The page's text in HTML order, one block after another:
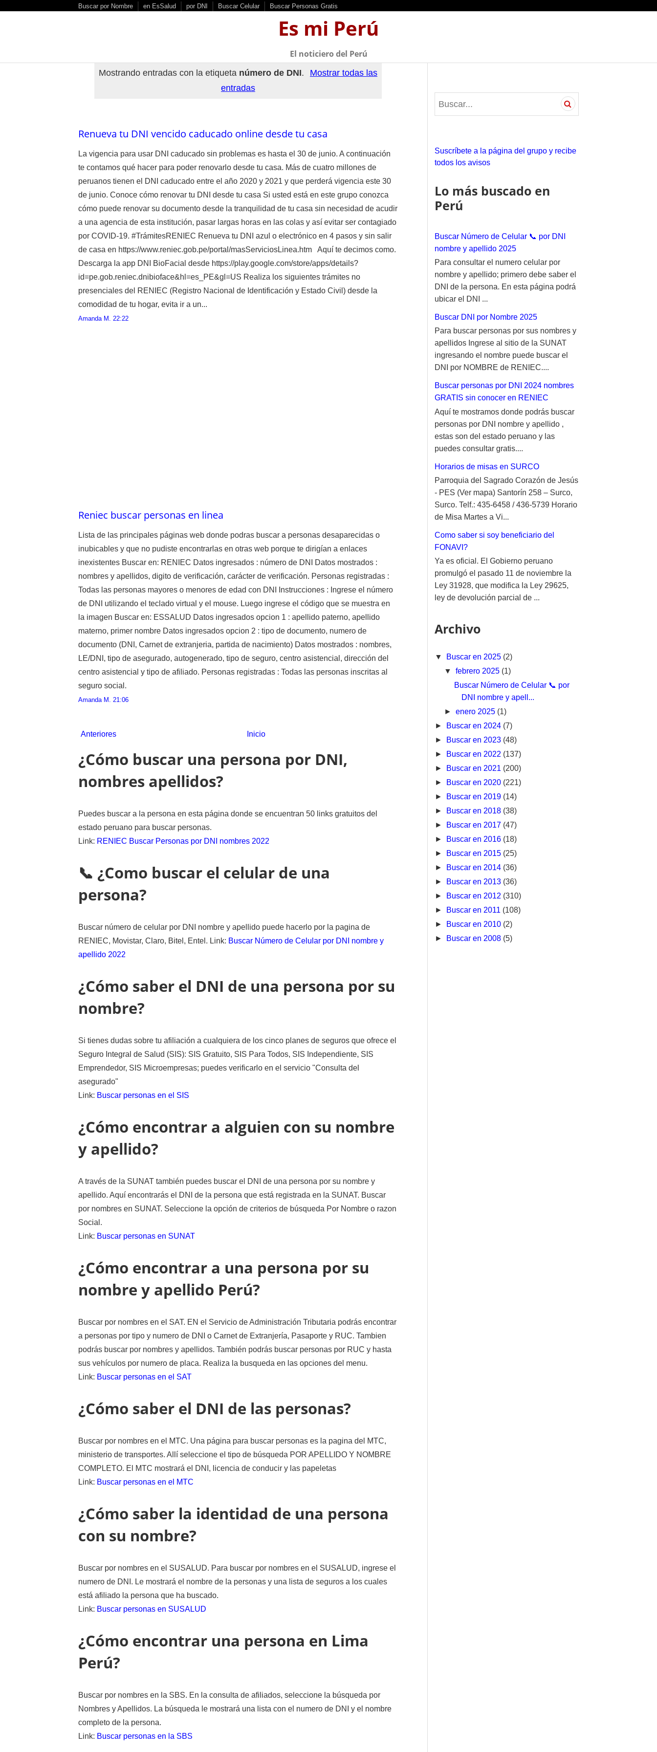
Buscar por Nombre en EsSalud por DNI Buscar Celular Buscar Personas Gratis
Es mi Perú
El noticiero del Perú
Mostrando entradas con la etiqueta número de DNI.
Mostrar todas las
entradas
Renueva tu DNI vencido caducado online desde tu casa
La vigencia para usar DNI caducado sin problemas es hasta el 30 de junio. A continuación
te contamos qué hacer para poder renovarlo desde tu casa. Más de cuatro millones de
peruanos tienen el DNI caducado entre el año 2020 y 2021 y que perderá vigencia este 30
de junio. Conoce cómo renovar tu DNI desde tu casa Si usted está en este grupo conozca
cómo puede renovar su documento desde la tranquilidad de tu casa sin necesidad de acudir
a una agencia de esta institución, pasar largas horas en las colas y así evitar ser contagiado
por COVID-19. #TrámitesRENIEC Renueva tu DNI azul o electrónico en 4 pasos y sin salir
de casa en https://www.reniec.gob.pe/portal/masServiciosLinea.htm Aquí te decimos como.
Descarga la app DNI BioFacial desde https://play.google.com/store/apps/details?
id=pe.gob.reniec.dnibioface&hl=es_PE&gl=US Realiza los siguientes trámites no
presenciales del RENIEC (Registro Nacional de Identificación y Estado Civil) desde la
comodidad de tu hogar, evita ir a un...
Amanda M. 22:22
Reniec buscar personas en linea
Lista de las principales páginas web donde podras buscar a personas desaparecidas o
inubicables y que no pudiste encontrarlas en otras web porque te dirigían a enlaces
inexistentes Buscar en: RENIEC Datos ingresados : número de DNI Datos mostrados :
nombres y apellidos, digito de verificación, carácter de verificación. Personas registradas :
Todas las personas mayores o menores de edad con DNI Instrucciones : Ingrese el número
de DNI utilizando el teclado virtual y el mouse. Luego ingrese el código que se muestra en
la imagen Buscar en: ESSALUD Datos ingresados opcion 1 : apellido paterno, apellido
materno, primer nombre Datos ingresados opcion 2 : tipo de documento, numero de
documento (DNI, Carnet de extranjeria, partida de nacimiento) Datos mostrados : nombres,
LE/DNI, tipo de asegurado, autogenerado, tipo de seguro, centro asistencial, dirección del
centro asistencial y tipo de afiliado. Personas registradas : Todas las personas inscritas al
seguro social.
Amanda M. 21:06
Anteriores Inicio
¿Cómo buscar una persona por DNI,
nombres apellidos?
Puedes buscar a la persona en esta página donde se encuentran 50 links gratuitos del
estado peruano para buscar personas.
Link: RENIEC Buscar Personas por DNI nombres 2022
📞 ¿Como buscar el celular de una
persona?
Buscar número de celular por DNI nombre y apellido puede hacerlo por la pagina de
RENIEC, Movistar, Claro, Bitel, Entel. Link: Buscar Número de Celular por DNI nombre y
apellido 2022
¿Cómo saber el DNI de una persona por su
nombre?
Si tienes dudas sobre tu afiliación a cualquiera de los cinco planes de seguros que ofrece el
Seguro Integral de Salud (SIS): SIS Gratuito, SIS Para Todos, SIS Independiente, SIS
Emprendedor, SIS Microempresas; puedes verificarlo en el servicio "Consulta del
asegurado"
Link: Buscar personas en el SIS
¿Cómo encontrar a alguien con su nombre
y apellido?
A través de la SUNAT también puedes buscar el DNI de una persona por su nombre y
apellido. Aquí encontrarás el DNI de la persona que está registrada en la SUNAT. Buscar
por nombres en SUNAT. Seleccione la opción de criterios de búsqueda Por Nombre o razon
Social.
Link: Buscar personas en SUNAT
¿Cómo encontrar a una persona por su
nombre y apellido Perú?
Buscar por nombres en el SAT. EN el Servicio de Administración Tributaria podrás encontrar
a personas por tipo y numero de DNI o Carnet de Extranjería, Pasaporte y RUC. Tambien
podrás buscar por nombres y apellidos. También podrás buscar personas por RUC y hasta
sus vehículos por numero de placa. Realiza la busqueda en las opciones del menu.
Link: Buscar personas en el SAT
¿Cómo saber el DNI de las personas?
Buscar por nombres en el MTC. Una página para buscar personas es la pagina del MTC,
ministerio de transportes. Allí seleccione el tipo de búsqueda POR APELLIDO Y NOMBRE
COMPLETO. El MTC mostrará el DNI, licencia de conducir y las papeletas
Link: Buscar personas en el MTC
¿Cómo saber la identidad de una persona
con su nombre?
Buscar por nombres en el SUSALUD. Para buscar por nombres en el SUSALUD, ingrese el
numero de DNI. Le mostrará el nombre de la personas y una lista de seguros a los cuales
está afiliado la persona que ha buscado.
Link: Buscar personas en SUSALUD
¿Cómo encontrar una persona en Lima
Perú?
Buscar por nombres en la SBS. En la consulta de afiliados, seleccione la búsqueda por
Nombres y Apellidos. La búsqueda le mostrará una lista con el numero de DNI y el nombre
completo de la persona.
Link: Buscar personas en la SBS
:
Suscríbete a la página del grupo y recibe
todos los avisos
Lo más buscado en
Perú
Buscar Número de Celular 📞 por DNI
nombre y apellido 2025
Para consultar el numero celular por
nombre y apellido; primero debe saber el
DNI de la persona. En esta página podrá
ubicar el DNI ...
Buscar DNI por Nombre 2025
Para buscar personas por sus nombres y
apellidos Ingrese al sitio de la SUNAT
ingresando el nombre puede buscar el
DNI por NOMBRE de RENIEC....
Buscar personas por DNI 2024 nombres
GRATIS sin conocer en RENIEC
Aquí te mostramos donde podrás buscar
personas por DNI nombre y apellido ,
estas son del estado peruano y las
puedes consultar gratis....
Horarios de misas en SURCO
Parroquia del Sagrado Corazón de Jesús
- PES (Ver mapa) Santorín 258 – Surco,
Surco. Telf.: 435-6458 / 436-5739 Horario
de Misa Martes a Vi...
Como saber si soy beneficiario del
FONAVI?
Ya es oficial. El Gobierno peruano
promulgó el pasado 11 de noviembre la
Ley 31928, que modifica la Ley 29625,
ley de devolución parcial de ...
Archivo
▼ Buscar en 2025 (2)
▼febrero 2025 (1)
Buscar Número de Celular 📞 por
DNI nombre y apell...
►enero 2025 (1)
►
Buscar en 2024 (7)
►
Buscar en 2023 (48)
►
Buscar en 2022 (137)
►
Buscar en 2021 (200)
►
Buscar en 2020 (221)
►
Buscar en 2019 (14)
►
Buscar en 2018 (38)
►
Buscar en 2017 (47)
►
Buscar en 2016 (18)
►
Buscar en 2015 (25)
►
Buscar en 2014 (36)
►
Buscar en 2013 (36)
►
Buscar en 2012 (310)
►
Buscar en 2011 (108)
►
Buscar en 2010 (2)
►
Buscar en 2008 (5)